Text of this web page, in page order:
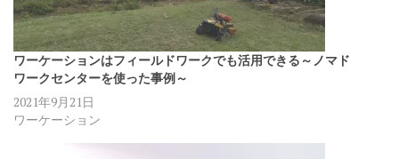
ワーケーションはフィールドワークでも活用できる～ノマド
ワークセンターを使った事例～
2021年9月21日
ワーケーション